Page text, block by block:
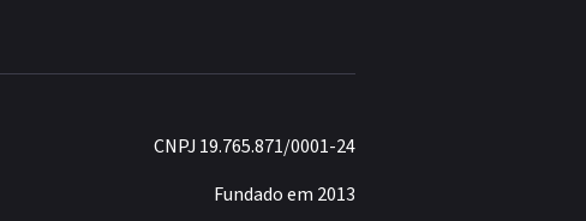
CNPJ 19.765.871/0001-24
Fundado em 2013